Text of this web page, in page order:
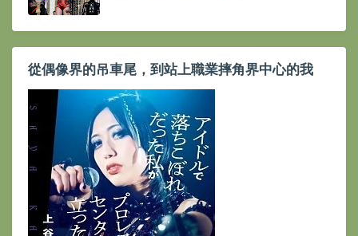
從偶像界的吊車尾，到站上職業摔角界中心的我